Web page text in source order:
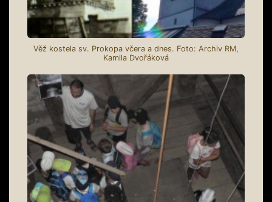
Věž kostela sv. Prokopa včera a dnes. Foto: Archiv RM,
Kamila Dvořáková